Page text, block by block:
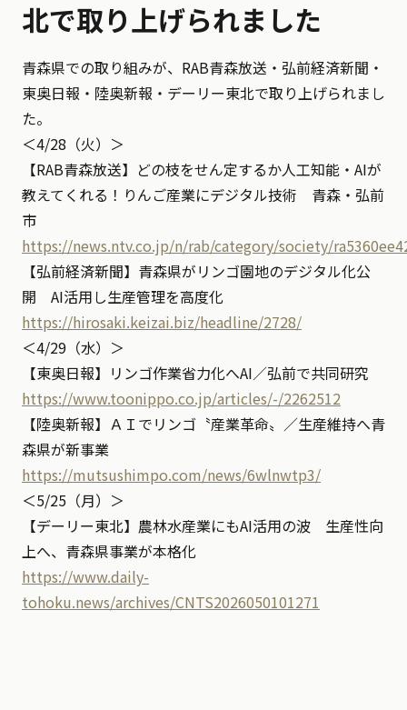
北で取り上げられました
青森県での取り組みが、RAB青森放送・弘前経済新聞・
東奥日報・陸奥新報・デーリー東北で取り上げられまし
た。
＜4/28（火）＞
【RAB青森放送】どの枝をせん定するか人工知能・AIが
教えてくれる！りんご産業にデジタル技術 青森・弘前
市
https://news.ntv.co.jp/n/rab/category/society/
【弘前経済新聞】青森県がリンゴ園地のデジタル化公
開 AI活用し生産管理を高度化
https://hirosaki.keizai.biz/headline/2728/
＜4/29（水）＞
【東奥日報】リンゴ作業省力化へAI／弘前で共同研究
https://www.toonippo.co.jp/articles/-/2262512
【陸奥新報】ＡＩでリンゴ〝産業革命〟／生産維持へ青
森県が新事業
https://mutsushimpo.com/news/6wlnwtp3/
＜5/25（月）＞
【デーリー東北】農林水産業にもAI活用の波 生産性向
上へ、青森県事業が本格化
https://www.daily-
tohoku.news/archives/CNTS2026050101271